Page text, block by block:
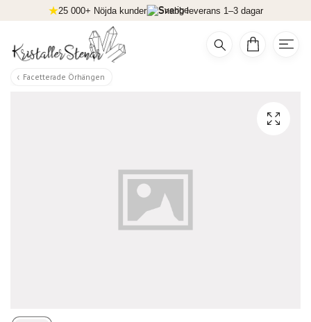
25 000+ Nöjda kunder Snabb leverans 1–3 dagar
Facetterade Örhängen